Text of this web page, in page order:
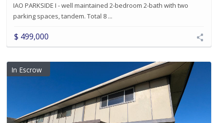
IAO PARKSIDE I - well maintained 2-bedroom 2-bath with two
parking spaces, tandem. Total 8 ...
$ 499,000
In Escrow